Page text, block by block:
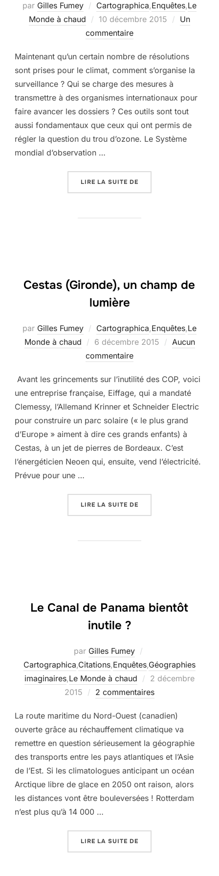
par Gilles Fumey Cartographica,Enquêtes,Le
Monde à chaud
Publié
le
10 décembre 2015
Un
commentaire
Maintenant qu’un certain nombre de résolutions
sont prises pour le climat, comment s’organise la
surveillance ? Qui se charge des mesures à
transmettre à des organismes internationaux pour
faire avancer les dossiers ? Ces outils sont tout
aussi fondamentaux que ceux qui ont permis de
régler la question du trou d’ozone. Le Système
mondial d’observation …
LIRE LA SUITE DE
Cestas (Gironde), un champ de
lumière
par Gilles Fumey Cartographica,Enquêtes,Le
Monde à chaud
Publié
le
6 décembre 2015
Aucun
commentaire
Avant les grincements sur l’inutilité des COP, voici
une entreprise française, Eiffage, qui a mandaté
Clemessy, l’Allemand Krinner et Schneider Electric
pour construire un parc solaire (« le plus grand
d’Europe » aiment à dire ces grands enfants) à
Cestas, à un jet de pierres de Bordeaux. C’est
l’énergéticien Neoen qui, ensuite, vend l’électricité.
Prévue pour une …
LIRE LA SUITE DE
Le Canal de Panama bientôt
inutile ?
par Gilles Fumey
Cartographica,Citations,Enquêtes,Géographies
imaginaires,Le Monde à chaud
Publié
le
2 décembre
2015
2 commentaires
La route maritime du Nord-Ouest (canadien)
ouverte grâce au réchauffement climatique va
remettre en question sérieusement la géographie
des transports entre les pays atlantiques et l’Asie
de l’Est. Si les climatologues anticipant un océan
Arctique libre de glace en 2050 ont raison, alors
les distances vont être bouleversées ! Rotterdam
n’est plus qu’à 14 000 …
LIRE LA SUITE DE